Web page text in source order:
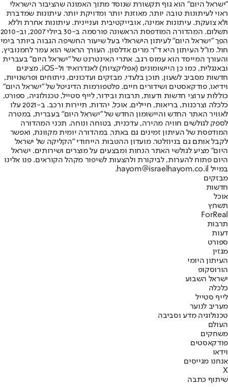
"ישראל היום" הוא גוף תקשורת שנוסד מתוך האמונה שהציבור הישראלי
ראוי לעיתונות טובה יותר, מאוזנת יותר ומדויקת יותר. עיתונות שמדברת
ולא צועקת. עיתונות אמינה, אובייקטיבית ועניינית. עיתונות אחרת וללא
תשלום. המהדורה המודפסת הראשונה פורסמה ב-30 ביולי 2007, וב-2010
הפך "ישראל היום" לעיתון הישראלי בעל שיעור החשיפה הגבוה ביותר בימי
חול. מו"ל העיתון היא ד"ר מרים אדלסון. העורך הראשי הוא עמר לחמנוביץ,
והעורך המייסד הוא עמוס רגב. אתרי האינטרנט של "ישראל היום" בעברית
ובאנגלית, כמו כן היישומונים (אפליקציות) לאנדרואיד ול-iOS, מציגים
חדשות מסביב לשעון, תוכן בלעדי, מבזקים ועדכונים, ניתוחים ופרשנויות,
וידיאו, פודקאסטים ושידורים חיים. פלטפורמות הדיגיטל של "ישראל היום"
כוללות ערוצי חדשות ודעות, תרבות ובידור, לייף סטייל, טכנולוגיה, ספורט,
כלכלה וצרכנות, בריאות, חיילים, אוכל, יהדות, תיירות ורכב. ב-2021 עלו
לאוויר האתר החדש והיישומון החדש של "ישראל היום" בעברית, במטרה
לספק לגולשים חוויה מהירה, עדכנית, בטוחה ונוחה. תכני המהדורה
המודפסת של העיתון זמינים גם באתר, במהדורה יומית מקוונת, ואפשר
לקבל אותם גם בניוזלטר. מועדון ההטבות הייחודי "הקליקה של ישראל
היום" מציע לגולשי האתר הנחות ומבצעים על מוצרים ושירותים. ישראל
היום פתוח להערות, לביקורת ולהצעות לשיפור מקהל הקוראים. פנו אלינו
במייל hayom@israelhayom.co.il.
מבזקים
חדשות
אוכל
תשחץ
ForReal
תרבות
דעות
ספורט
מגזין
העיתון היומי
הורוסקופ
ישראל השבוע
כלכלה
לייף סטייל
מעריב לנוער
טכנולוגיה מדע וסביבה
העולם
משחקים
פודקאסטים
וידאו
אנחנו מגייסים
X
שיתוף כתבה